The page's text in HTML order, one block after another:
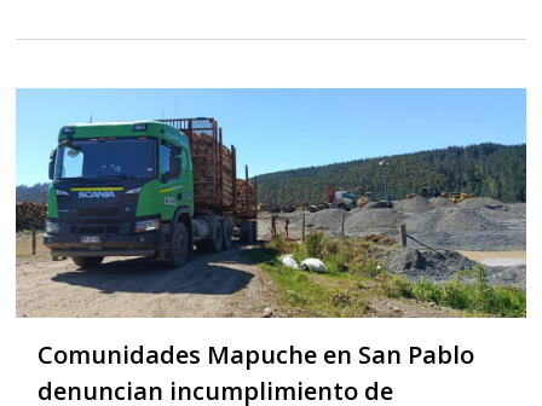
Comunidades Mapuche en San Pablo
denuncian incumplimiento de